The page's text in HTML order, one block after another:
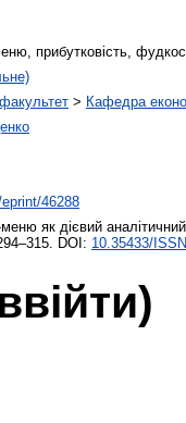
прибутковість,
> Кафедра
46288
меню як дієвий
DOI: 10.35433/